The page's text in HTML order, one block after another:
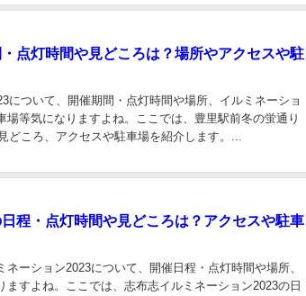
点灯時間や見どころは？場所やアクセスや駐
について、開催期間・点灯時間や場所、イルミネーショ
等気になりますよね。ここでは、豊里駅前冬の蛍通り
どころ、アクセスや駐車場を紹介します。...
程・点灯時間や見どころは？アクセスや駐車
ーション2023について、開催日程・点灯時間や場所、
ますよね。ここでは、志布志イルミネーション2023の日